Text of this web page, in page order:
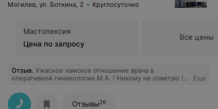
Могилев, ул. Боткина, 2 Круглосуточно
Мастопексия
Цена по запросу
Все цены
Отзыв. Ужасное хамское отношение врача в
оперативной гинекологии М.А. ! Никому не советую !
некомпетентностью.
Еще
Отзывы26